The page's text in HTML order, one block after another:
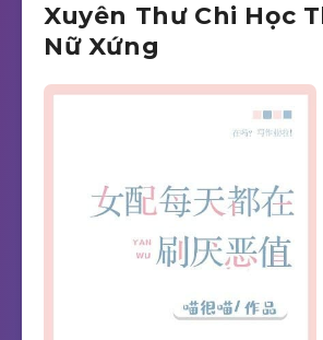
Xuyên Thư Chi Học
Nữ Xứng